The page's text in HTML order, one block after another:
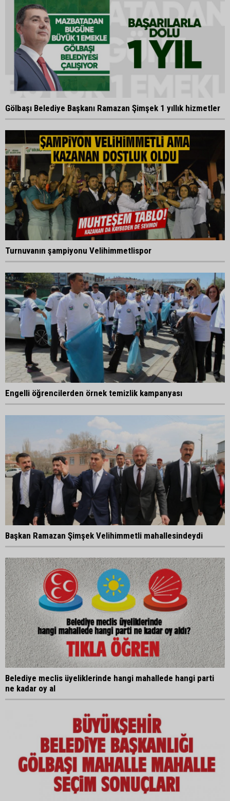
Gölbaşı Belediye Başkanı Ramazan Şimşek 1 yıllık hizmetler
Turnuvanın şampiyonu Velihimmetlispor
Engelli öğrencilerden örnek temizlik kampanyası
Başkan Ramazan Şimşek Velihimmetli mahallesindeydi
Belediye meclis üyeliklerinde hangi mahallede hangi parti
ne kadar oy al